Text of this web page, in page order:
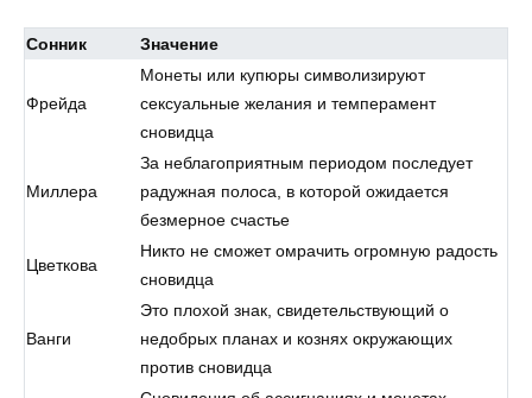
Сонник Значение
Фрейда
Монеты или купюры символизируют
сексуальные желания и темперамент
сновидца
Миллера
За неблагоприятным периодом последует
радужная полоса, в которой ожидается
безмерное счастье
Цветкова
Никто не сможет омрачить огромную радость
сновидца
Ванги
Это плохой знак, свидетельствующий о
недобрых планах и кознях окружающих
против сновидца